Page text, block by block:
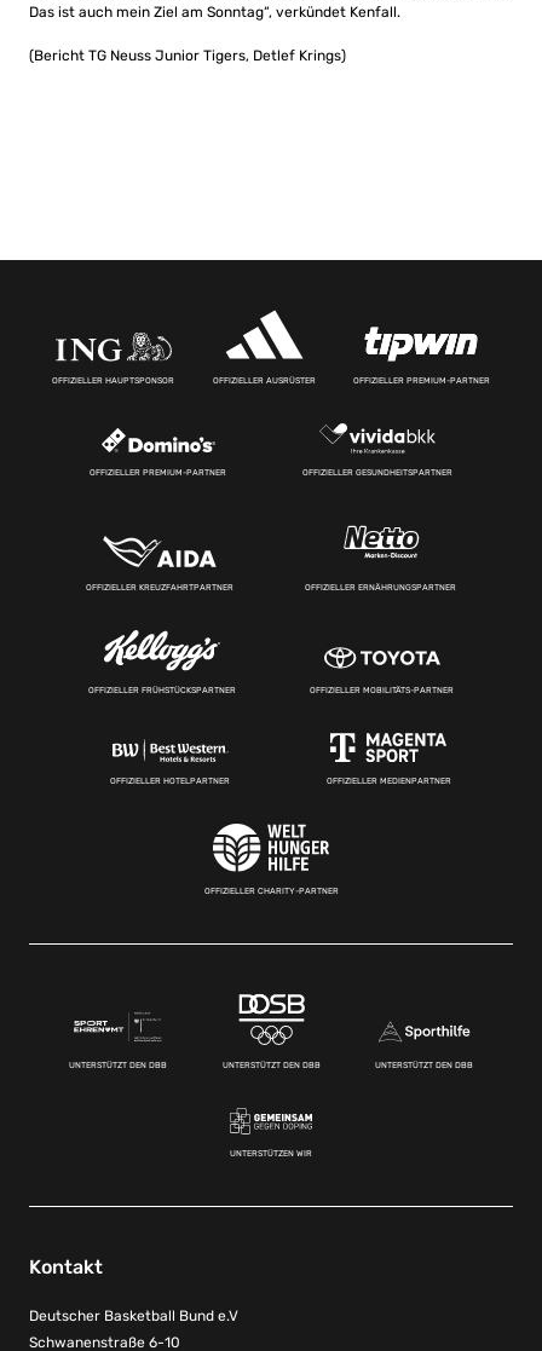
Das ist auch mein Ziel am Sonntag“, verkündet Kenfall.
(Bericht TG Neuss Junior Tigers, Detlef Krings)
OFFIZIELLER HAUPTSPONSOR OFFIZIELLER AUSRÜSTER OFFIZIELLER PREMIUM-PARTNER
OFFIZIELLER PREMIUM-PARTNER OFFIZIELLER GESUNDHEITSPARTNER
OFFIZIELLER KREUZFAHRTPARTNER OFFIZIELLER ERNÄHRUNGSPARTNER
OFFIZIELLER FRÜHSTÜCKSPARTNER OFFIZIELLER MOBILITÄTS-PARTNER
OFFIZIELLER HOTELPARTNER OFFIZIELLER MEDIENPARTNER
OFFIZIELLER CHARITY-PARTNER
UNTERSTÜTZT DEN DBB UNTERSTÜTZT DEN DBB UNTERSTÜTZT DEN DBB
UNTERSTÜTZEN WIR
Kontakt
Deutscher Basketball Bund e.V
Schwanenstraße 6-10